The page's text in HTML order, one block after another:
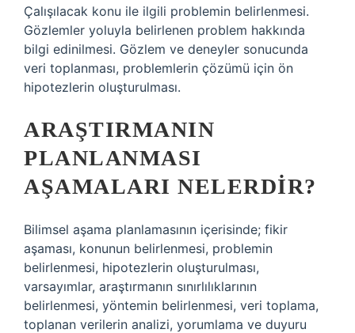
Çalışılacak konu ile ilgili problemin belirlenmesi.
Gözlemler yoluyla belirlenen problem hakkında
bilgi edinilmesi. Gözlem ve deneyler sonucunda
veri toplanması, problemlerin çözümü için ön
hipotezlerin oluşturulması.
ARAŞTIRMANIN
PLANLANMASI
AŞAMALARI NELERDIR?
Bilimsel aşama planlamasının içerisinde; fikir
aşaması, konunun belirlenmesi, problemin
belirlenmesi, hipotezlerin oluşturulması,
varsayımlar, araştırmanın sınırlılıklarının
belirlenmesi, yöntemin belirlenmesi, veri toplama,
toplanan verilerin analizi, yorumlama ve duyuru